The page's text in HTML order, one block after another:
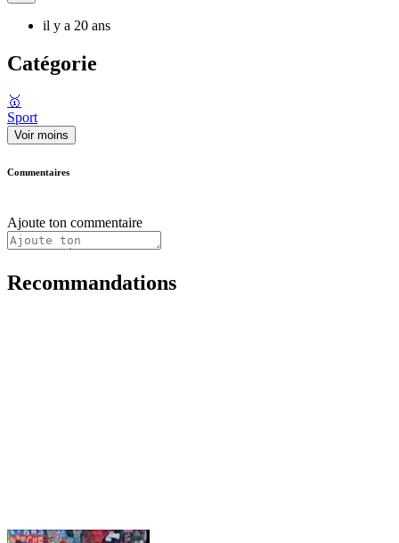
il y a 20 ans
Catégorie
🥇
Sport
Voir moins
Commentaires
Ajoute ton commentaire
Recommandations